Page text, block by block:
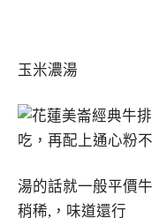
玉米濃湯
湯的話就一般平價
稍稀,，味道還行